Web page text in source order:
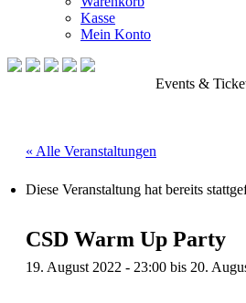
Kasse
Mein Konto
Events &
« Alle Veranstaltungen
Diese Veranstaltung hat bereits
CSD Warm Up Party
19. August 2022 - 23:00 bis 20.